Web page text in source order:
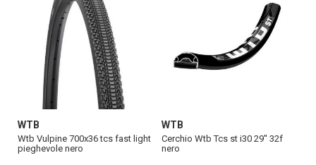
WTB
Wtb Vulpine 700x36 tcs fast light
pieghevole nero
WTB
Cerchio Wtb Tcs st i30 29'' 32f
nero